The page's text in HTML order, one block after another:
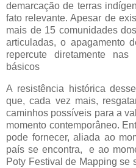
demarcação de terras
fato relevante. Apesar de
mais de 15 comunidades
articuladas, o apagamento
repercute diretamente
básicos
A resistência histórica
que, cada vez mais,
caminhos possíveis para a
momento contemporâneo.
pode fornecer, aliada ao
país se encontra,
e ao
Poty Festival de Mapping se